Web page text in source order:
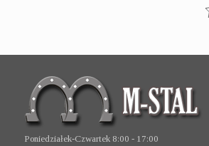
Poniedziałek-Czwartek 8:00 - 17:00